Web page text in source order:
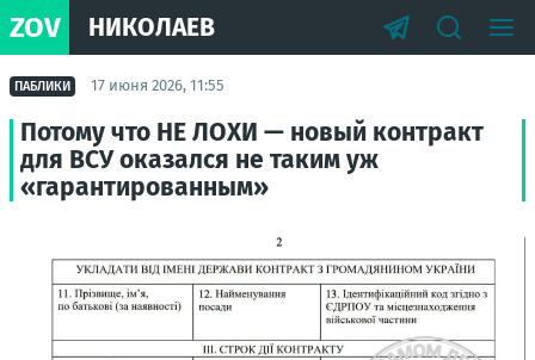
ZOV НИКОЛАЕВ
ПАБЛИКИ 17 июня 2026, 11:55
Потому что НЕ ЛОХИ — новый контракт
для ВСУ оказался не таким уж
«гарантированным»